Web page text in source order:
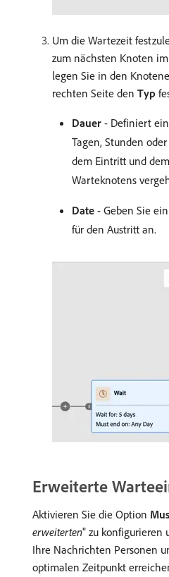
Um die Wartezeit
zum nächsten Knoten
legen Sie in den
rechten Seite den Typ
Dauer - Definiert
Tagen, Stunden
dem Eintritt und
Warteknotens
Date - Geben Sie
für den Austritt an.
Erweiterte
Aktivieren Sie die Option
erweiterten" zu konfigurieren
Ihre Nachrichten Personen
optimalen Zeitpunkt